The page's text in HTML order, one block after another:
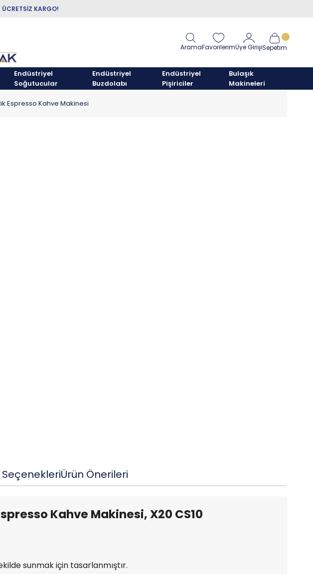
ÜCRETSİZ KARGO!
AramaFavorilerimÜye GirişiSepetim
Endüstriyel
Soğutucular
Endüstriyel
Buzdolabı
Endüstriyel
Pişiriciler
Bulaşık
Makineleri
Espresso Kahve Makinesi
Ürün Önerileri
Kahve Makinesi, X20 CS10
sunmak için tasarlanmıştır.